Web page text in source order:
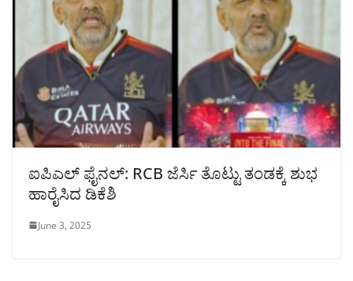
ಐಪಿಎಲ್ ಫೈನಲ್: RCB ಜೆರ್ಸಿ ತೊಟ್ಟು ತಂಡಕ್ಕೆ ಶುಭ
ಹಾರೈಸಿದ ಡಿಕೆಶಿ
June 3, 2025